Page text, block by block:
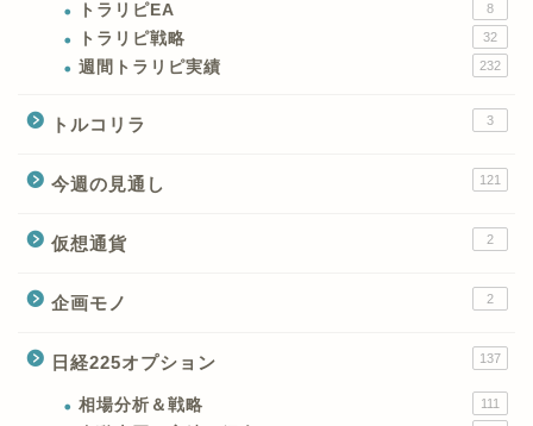
トラリピEA 8
トラリピ戦略 32
週間トラリピ実績 232
トルコリラ 3
今週の見通し 121
仮想通貨 2
企画モノ 2
日経225オプション 137
相場分析＆戦略 111